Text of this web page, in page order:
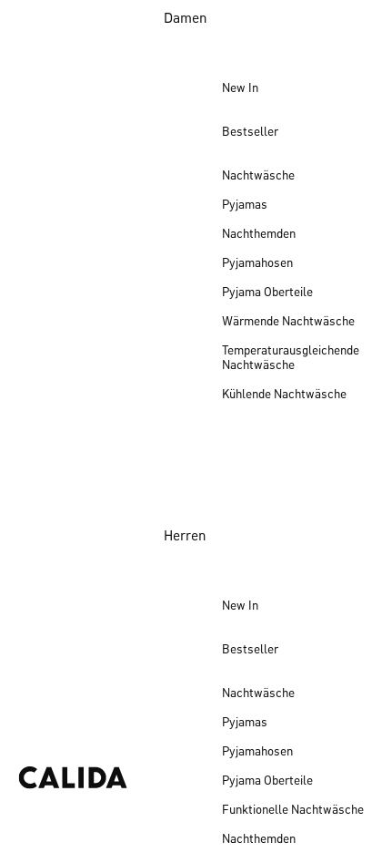
Damen
New In
Bestseller
Nachtwäsche
Pyjamas
Nachthemden
Pyjamahosen
Pyjama Oberteile
Wärmende Nachtwäsche
Temperaturausgleichende
Nachtwäsche
Kühlende Nachtwäsche
Herren
New In
Bestseller
Nachtwäsche
Pyjamas
Pyjamahosen
Pyjama Oberteile
Funktionelle Nachtwäsche
Nachthemden